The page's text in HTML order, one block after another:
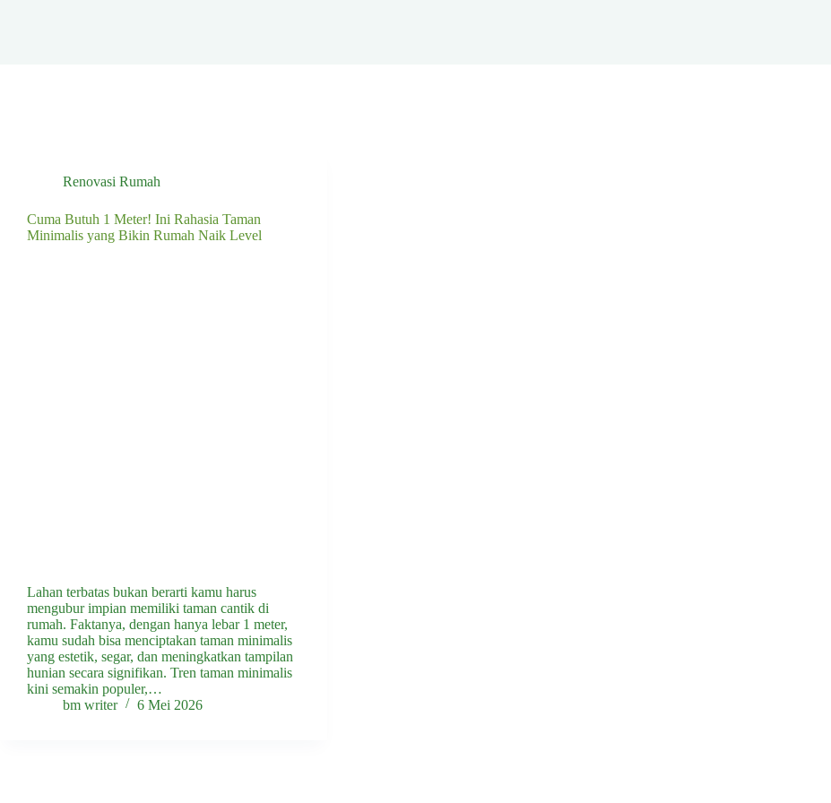
Renovasi Rumah
Cuma Butuh 1 Meter! Ini Rahasia Taman
Minimalis yang Bikin Rumah Naik Level
Lahan terbatas bukan berarti kamu harus
mengubur impian memiliki taman cantik di
rumah. Faktanya, dengan hanya lebar 1 meter,
kamu sudah bisa menciptakan taman minimalis
yang estetik, segar, dan meningkatkan tampilan
hunian secara signifikan. Tren taman minimalis
kini semakin populer,…
bm writer
6 Mei 2026